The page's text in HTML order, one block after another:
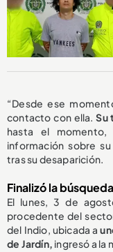
“Desde ese
contacto con ella. Su
hasta el
información sobre
tras su desaparición.
Finalizó la búsqueda
El lunes, 3 de
procedente del
del Indio, ubicada a
de Jardín, ingresó a la